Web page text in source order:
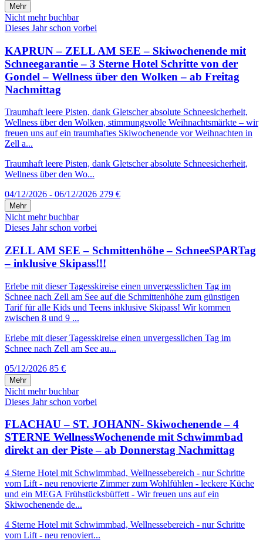
Mehr
Nicht mehr buchbar
Dieses Jahr schon vorbei
KAPRUN – ZELL AM SEE – Skiwochenende mit
Schneegarantie – 3 Sterne Hotel Schritte von der
Gondel – Wellness über den Wolken – ab Freitag
Nachmittag
Traumhaft leere Pisten, dank Gletscher absolute Schneesicherheit,
Wellness über den Wolken, stimmungsvolle Weihnachtsmärkte – wir
freuen uns auf ein traumhaftes Skiwochenende vor Weihnachten in
Zell a...
Traumhaft leere Pisten, dank Gletscher absolute Schneesicherheit,
Wellness über den Wo...
04/12/2026 - 06/12/2026 279 €
Mehr
Nicht mehr buchbar
Dieses Jahr schon vorbei
ZELL AM SEE – Schmittenhöhe – SchneeSPARTag
– inklusive Skipass!!!
Erlebe mit dieser Tagesskireise einen unvergesslichen Tag im
Schnee nach Zell am See auf die Schmittenhöhe zum günstigen
Tarif für alle Kids und Teens inklusive Skipass! Wir kommen
zwischen 8 und 9 ...
Erlebe mit dieser Tagesskireise einen unvergesslichen Tag im
Schnee nach Zell am See au...
05/12/2026 85 €
Mehr
Nicht mehr buchbar
Dieses Jahr schon vorbei
FLACHAU – ST. JOHANN- Skiwochenende – 4
STERNE WellnessWochenende mit Schwimmbad
direkt an der Piste – ab Donnerstag Nachmittag
4 Sterne Hotel mit Schwimmbad, Wellnessebereich - nur Schritte
vom Lift - neu renovierte Zimmer zum Wohlfühlen - leckere Küche
und ein MEGA Frühstücksbüffett - Wir freuen uns auf ein
Skiwochenende de...
4 Sterne Hotel mit Schwimmbad, Wellnessebereich - nur Schritte
vom Lift - neu renoviert...